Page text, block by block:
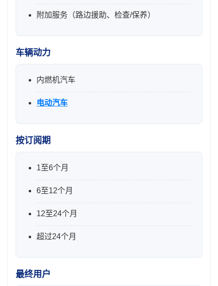
附加服务（路边援助、检查/保养）
车辆动力
内燃机汽车
电动汽车
按订阅期
1至6个月
6至12个月
12至24个月
超过24个月
最终用户